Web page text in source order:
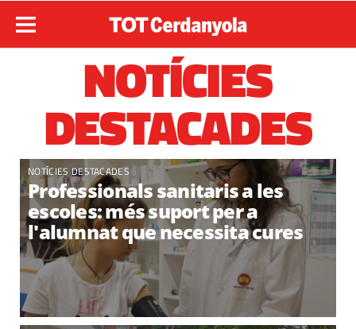
NOTÍCIES
DESTACADES
NOTÍCIES DESTACADES
Professionals sanitaris a les
escoles: més suport per a
l'alumnat que necessita cures